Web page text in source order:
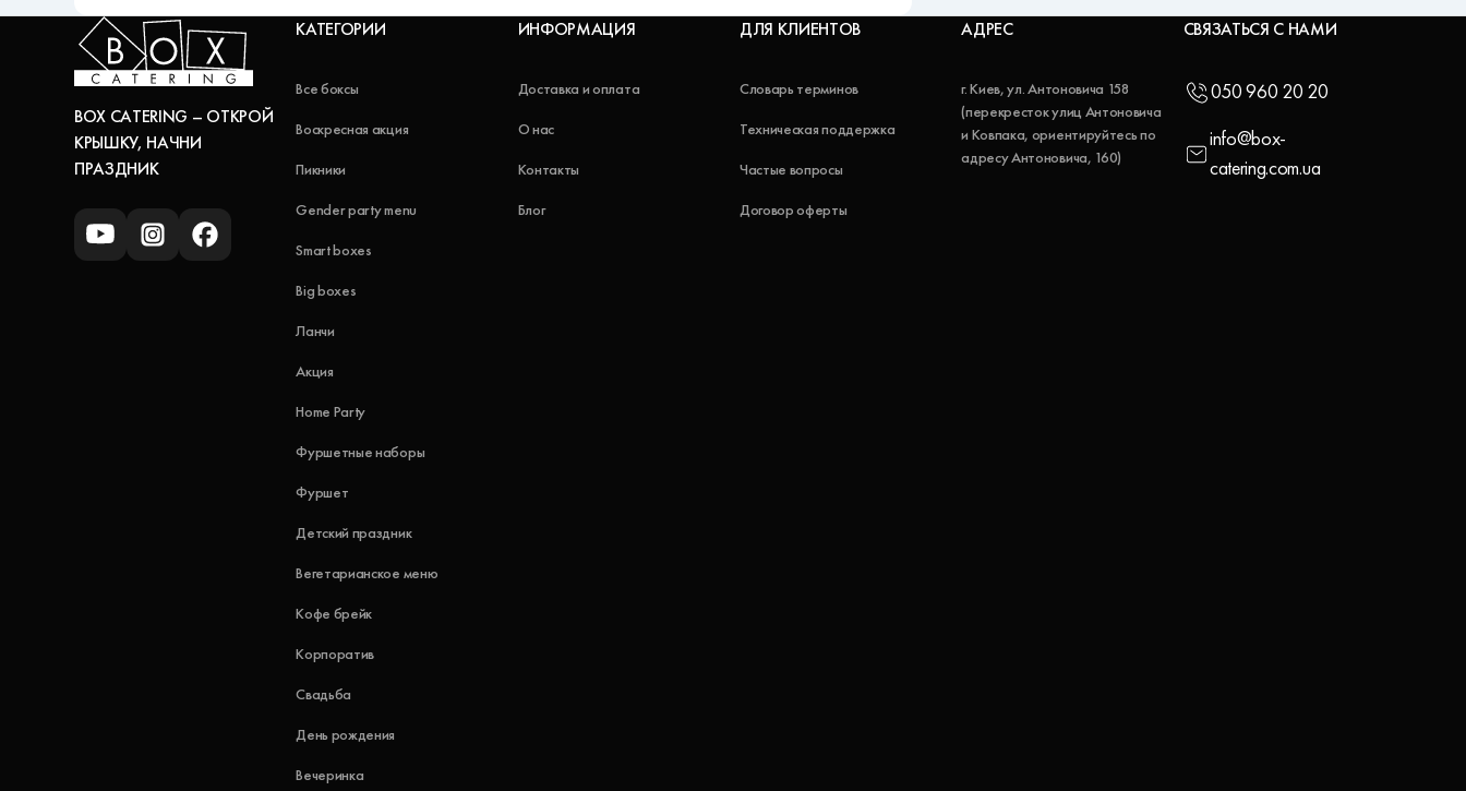
BOX CATERING – ОТКРОЙ
КРЫШКУ, НАЧНИ
ПРАЗДНИК
КАТЕГОРИИ
Все боксы
Воскресная акция
Пикники
Gender party menu
Smart boxes
Big boxes
Ланчи
Акция
Home Party
Фуршетные наборы
Фуршет
Детский праздник
Вегетарианское меню
Кофе брейк
Корпоратив
Свадьба
День рождения
Вечеринка
ИНФОРМАЦИЯ
Доставка и оплата
О нас
Контакты
Блог
ДЛЯ КЛИЕНТОВ
Словарь терминов
Техническая поддержка
Частые вопросы
Договор оферты
АДРЕС
г. Киев, ул. Антоновича 158
(перекресток улиц Антоновича
и Ковпака, ориентируйтесь по
адресу Антоновича, 160)
СВЯЗАТЬСЯ С НАМИ
050 960 20 20
info@box-
catering.com.ua